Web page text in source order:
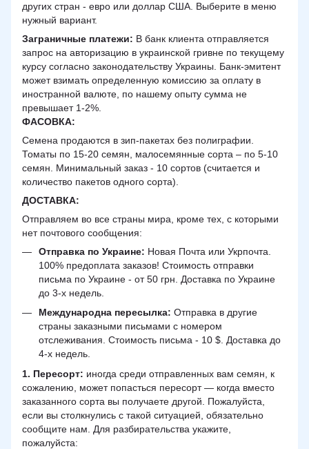
других стран - евро или доллар США. Выберите в меню
нужный вариант.
Заграничные платежи: В банк клиента отправляется
запрос на авторизацию в украинской гривне по текущему
курсу согласно законодательству Украины. Банк-эмитент
может взимать определенную комиссию за оплату в
иностранной валюте, по нашему опыту сумма не
превышает 1-2%.
ФАСОВКА:
Семена продаются в зип-пакетах без полиграфии.
Томаты по 15-20 семян, малосемянные сорта – по 5-10
семян. Минимальный заказ - 10 сортов (считается и
количество пакетов одного сорта).
ДОСТАВКА:
Отправляем во все страны мира, кроме тех, с которыми
нет почтового сообщения:
Отправка по Украине: Новая Почта или Укрпочта.
100% предоплата заказов! Стоимость отправки
письма по Украине - от 50 грн. Доставка по Украине
до 3-х недель.
Международна пересылка: Отправка в другие
страны заказными письмами с номером
отслеживания. Стоимость письма - 10 $. Доставка до
4-х недель.
1. Пересорт: иногда среди отправленных вам семян, к
сожалению, может попасться пересорт — когда вместо
заказанного сорта вы получаете другой. Пожалуйста,
если вы столкнулись с такой ситуацией, обязательно
сообщите нам. Для разбирательства укажите,
пожалуйста: